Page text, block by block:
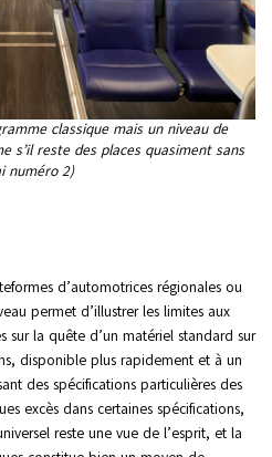
classique mais un niveau de
s’il reste des places quasiment sans
numéro 2)
d’automotrices régionales ou
permet d’illustrer les limites aux
sur la quête d’un matériel standard sur
disponible plus rapidement et à un
des spécifications particulières des
excès dans certaines spécifications,
reste une vue de l’esprit, et la